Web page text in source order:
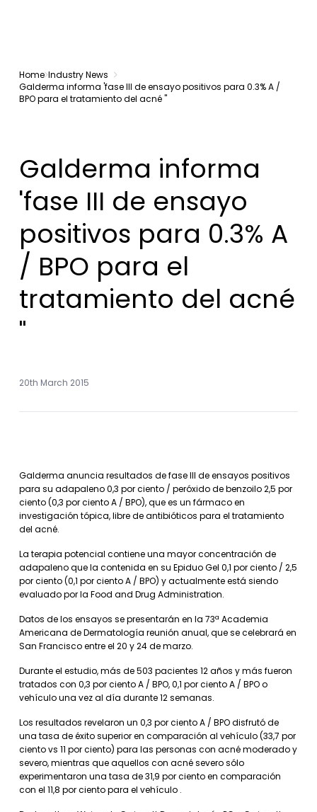
Home Industry News
Galderma informa 'fase III de ensayo positivos para 0.3% A /
BPO para el tratamiento del acné "
Galderma informa
'fase III de ensayo
positivos para 0.3% A
/ BPO para el
tratamiento del acné
"
20th March 2015
Galderma anuncia resultados de fase III de ensayos positivos
para su adapaleno 0,3 por ciento / peróxido de benzoilo 2,5 por
ciento (0,3 por ciento A / BPO), que es un fármaco en
investigación tópica, libre de antibióticos para el tratamiento
del acné.
La terapia potencial contiene una mayor concentración de
adapaleno que la contenida en su Epiduo Gel 0,1 por ciento / 2,5
por ciento (0,1 por ciento A / BPO) y actualmente está siendo
evaluado por la Food and Drug Administration.
Datos de los ensayos se presentarán en la 73ª Academia
Americana de Dermatología reunión anual, que se celebrará en
San Francisco entre el 20 y 24 de marzo.
Durante el estudio, más de 503 pacientes 12 años y más fueron
tratados con 0,3 por ciento A / BPO, 0,1 por ciento A / BPO o
vehículo una vez al día durante 12 semanas.
Los resultados revelaron un 0,3 por ciento A / BPO disfrutó de
una tasa de éxito superior en comparación al vehículo (33,7 por
ciento vs 11 por ciento) para las personas con acné moderado y
severo, mientras que aquellos con acné severo sólo
experimentaron una tasa de 31,9 por ciento en comparación
con el 11,8 por ciento para el vehículo .